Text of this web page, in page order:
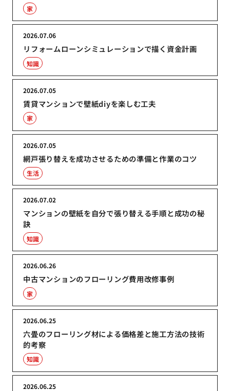
家
リフォームローンシミュレーションで描く資金計画
2026.07.06
知識
賃貸マンションで壁紙diyを楽しむ工夫
2026.07.05
家
網戸張り替えを成功させるための準備と作業のコツ
2026.07.05
生活
マンションの壁紙を自分で張り替える手順と成功の秘
訣
2026.07.02
知識
中古マンションのフローリング費用改修事例
2026.06.26
家
六畳のフローリング材による価格差と施工方法の技術
的考察
2026.06.25
知識
2026.06.25